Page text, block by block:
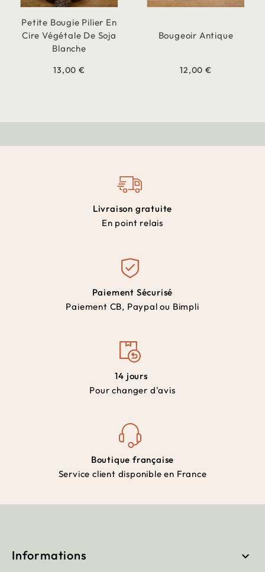
Petite Bougie Pilier En
Cire Végétale De Soja
Blanche
13,00 €
Bougeoir Antique
12,00 €
Livraison gratuite
En point relais
Paiement Sécurisé
Paiement CB, Paypal ou Bimpli
14 jours
Pour changer d'avis
Boutique française
Service client disponible en France
Informations 